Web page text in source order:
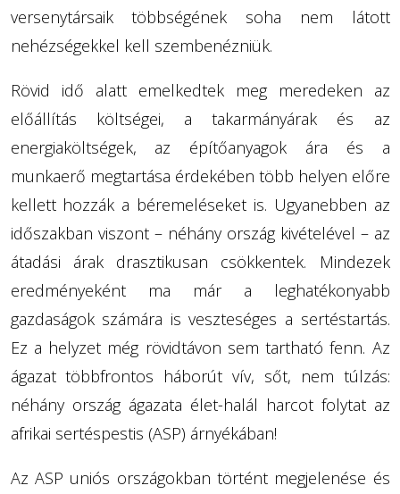
versenytársaik többségének soha nem látott
nehézségekkel kell szembenézniük.
Rövid idő alatt emelkedtek meg meredeken az
előállítás költségei, a takarmányárak és az
energiaköltségek, az építőanyagok ára és a
munkaerő megtartása érdekében több helyen előre
kellett hozzák a béremeléseket is. Ugyanebben az
időszakban viszont – néhány ország kivételével – az
átadási árak drasztikusan csökkentek. Mindezek
eredményeként ma már a leghatékonyabb
gazdaságok számára is veszteséges a sertéstartás.
Ez a helyzet még rövidtávon sem tartható fenn. Az
ágazat többfrontos háborút vív, sőt, nem túlzás:
néhány ország ágazata élet-halál harcot folytat az
afrikai sertéspestis (ASP) árnyékában!
Az ASP uniós országokban történt megjelenése és